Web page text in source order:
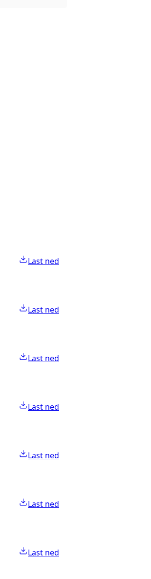
Last ned
Last ned
Last ned
Last ned
Last ned
Last ned
Last ned